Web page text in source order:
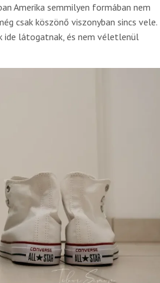
Amerika semmilyen formában nem
csak köszönő viszonyban sincs vele.
ide látogatnak, és nem véletlenül